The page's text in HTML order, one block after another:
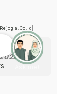
Rejogja.co.id